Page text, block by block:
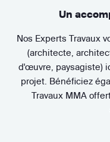
Un
Nos Experts Travaux
(architecte,
d'œuvre, paysagiste)
projet. Bénéficiez
Travaux MMA